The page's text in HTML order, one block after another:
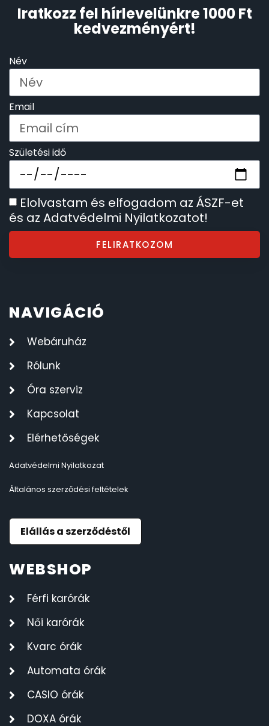
Iratkozz fel hírlevelünkre 1000 Ft
kedvezményért!
Név
Email
Születési idő
Elolvastam és elfogadom az ÁSZF-et
és az Adatvédelmi Nyilatkozatot!
FELIRATKOZOM
NAVIGÁCIÓ
Webáruház
Rólunk
Óra szerviz
Kapcsolat
Elérhetőségek
Adatvédelmi Nyilatkozat
Általános szerződési feltételek
Elállás a szerződéstől
WEBSHOP
Férfi karórák
Női karórák
Kvarc órák
Automata órák
CASIO órák
DOXA órák
TIMESTAR HÁLÓZATI ÉBRESZTŐÓRÁK
TISSOT
VOSTOK
ZIPPO
ZSEBKÉS
ZSEBÓRÁK
ZSOLNAY PORCELÁN